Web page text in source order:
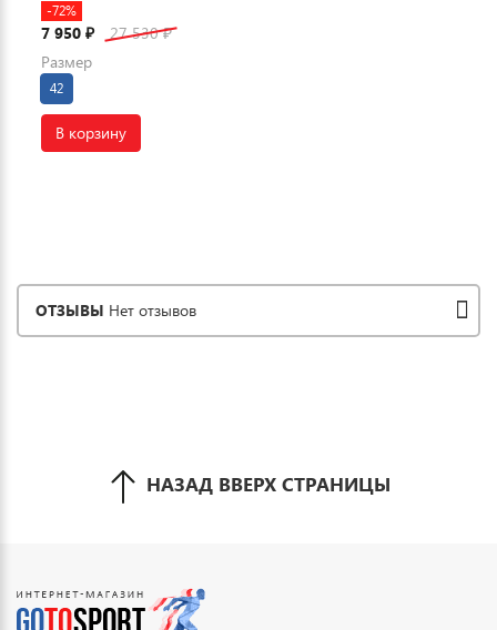
-72%
7 950 ₽ 27 530₽
Размер
42
В корзину
ОТЗЫВЫ Нет отзывов
НАЗАД ВВЕРХ СТРАНИЦЫ